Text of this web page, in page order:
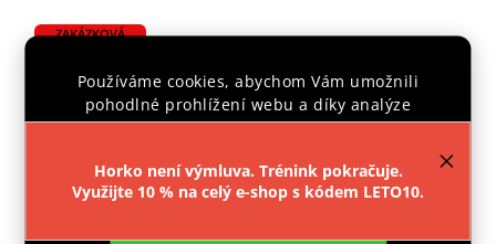
Používáme cookies, abychom Vám umožnili
pohodlné prohlížení webu a díky analýze
provozu webu neustále zlepšovali jeho funkce,
Nastavení
Horko není výmluva. Trénink pokračuje.
Využijte 10 % na celý e-shop s kódem LETO10.
ZAKÁZKOVÁ